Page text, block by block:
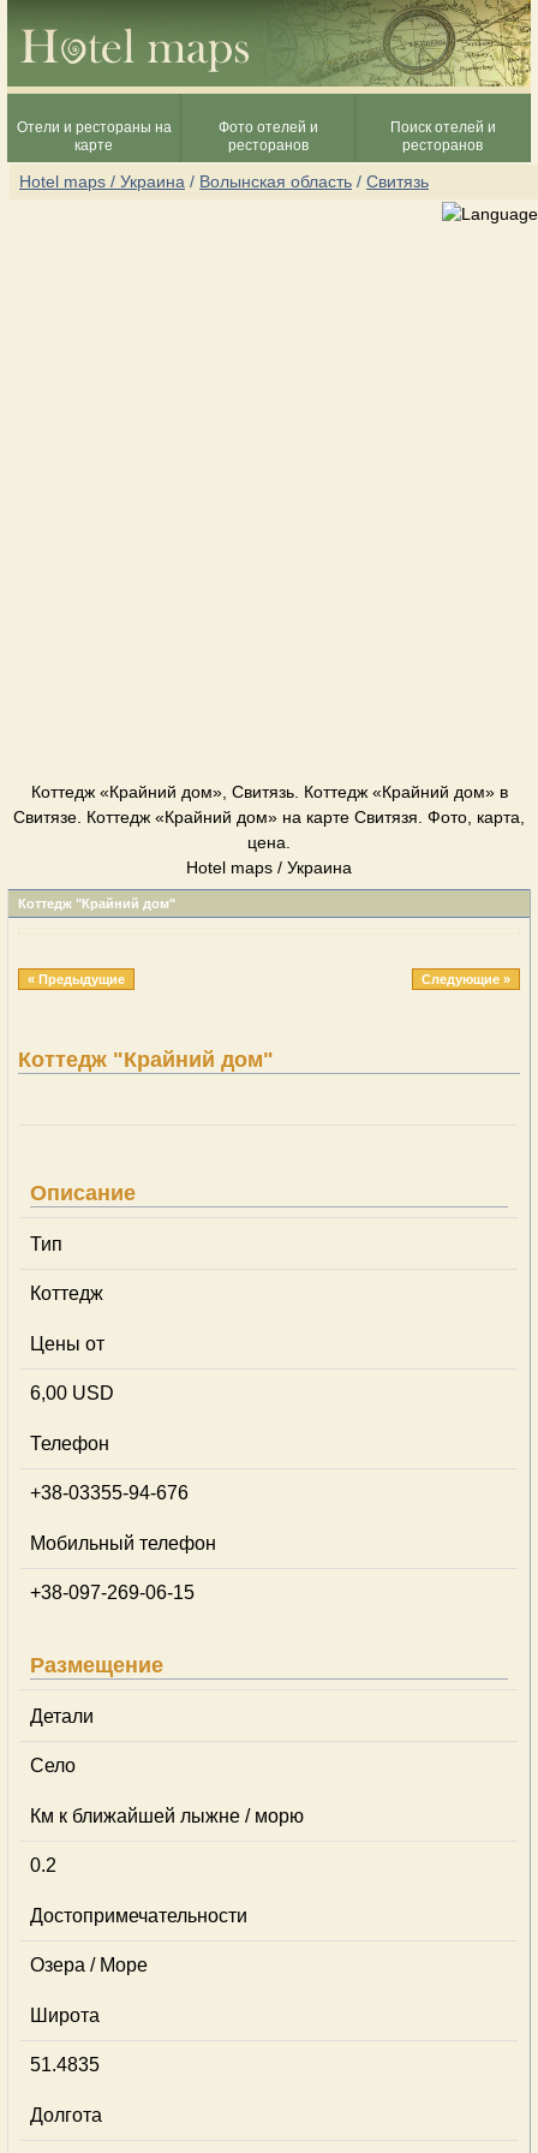
Отели и рестораны на
карте
Фото отелей и
ресторанов
Поиск отелей и
ресторанов
Hotel maps / Украина / Волынская область / Свитязь
Коттедж «Крайний дом», Свитязь. Коттедж «Крайний дом» в
Свитязе. Коттедж «Крайний дом» на карте Свитязя. Фото, карта,
цена.
Hotel maps / Украина
Коттедж "Крайний дом"
« Предыдущие Следующие »
Коттедж "Крайний дом"
Описание
Тип
Коттедж
Цены от
6,00 USD
Телефон
+38-03355-94-676
Мобильный телефон
+38-097-269-06-15
Размещение
Детали
Село
Км к ближайшей лыжне / морю
0.2
Достопримечательности
Озера / Море
Широта
51.4835
Долгота